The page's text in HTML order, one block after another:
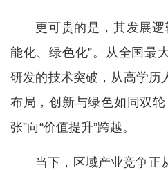
更可贵的是，其发展
能化、绿色化”。从全国最
研发的技术突破，从高学历
布局，创新与绿色如同双
张”向“价值提升”跨越。
当下，区域产业竞争正